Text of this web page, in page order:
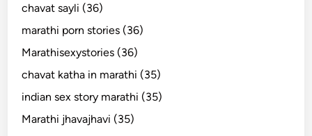
chavat sayli (36)
marathi porn stories (36)
Marathisexystories (36)
chavat katha in marathi (35)
indian sex story marathi (35)
Marathi jhavajhavi (35)